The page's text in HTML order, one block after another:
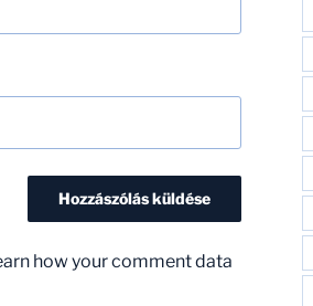
how your comment data